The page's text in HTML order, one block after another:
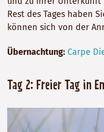
Rest des Tages haben
können sich von der
Übernachtung: Carpe
Tag 2: Freier Tag in